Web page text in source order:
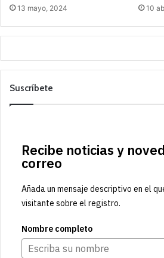
13 mayo, 2024 10
Suscríbete
Recibe noticias y
correo
Añada un mensaje descriptivo en el
visitante sobre el registro.
Nombre completo